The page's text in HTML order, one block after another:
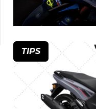
TIPS